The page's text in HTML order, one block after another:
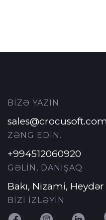
BİZƏ YAZIN
sales@crocusoft.com
ZƏNG EDİN.
+994512060920
GƏLİN, DANIŞAQ
Bakı, Nizami,
BİZİ İZLƏYİN